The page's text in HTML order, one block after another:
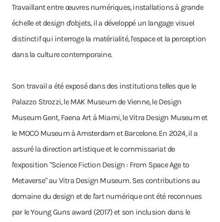
Travaillant entre œuvres numériques, installations à grande
échelle et design d'objets, il a développé un langage visuel
distinctif qui interroge la matérialité, l'espace et la perception
dans la culture contemporaine.
Son travail a été exposé dans des institutions telles que le
Palazzo Strozzi, le MAK Museum de Vienne, le Design
Museum Gent, Faena Art à Miami, le Vitra Design Museum et
le MOCO Museum à Amsterdam et Barcelone. En 2024, il a
assuré la direction artistique et le commissariat de
l'exposition "Science Fiction Design : From Space Age to
Metaverse" au Vitra Design Museum. Ses contributions au
domaine du design et de l'art numérique ont été reconnues
par le Young Guns award (2017) et son inclusion dans le